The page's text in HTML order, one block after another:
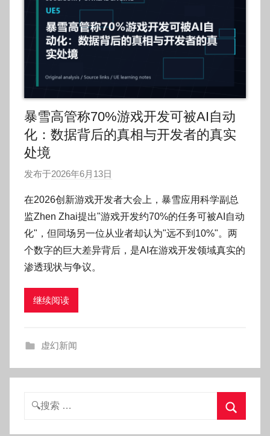
暴雪高管称70%游戏开发可被AI自动
化：数据背后的真相与开发者的真实
处境
发布于2026年6月13日
:
O
k
g
在2026创新游戏开发者大会上，暴雪应用科学副总
监Zhen Zhai提出"游戏开发约70%的任务可被AI自动
化"，但同场另一位从业者却认为"远不到10%"。两
个数字的巨大差异背后，是AI在游戏开发领域真实的
渗透现状与争议。
继续阅读
虚幻新闻
搜